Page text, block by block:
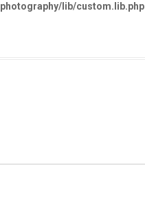
lib/custom.lib.php